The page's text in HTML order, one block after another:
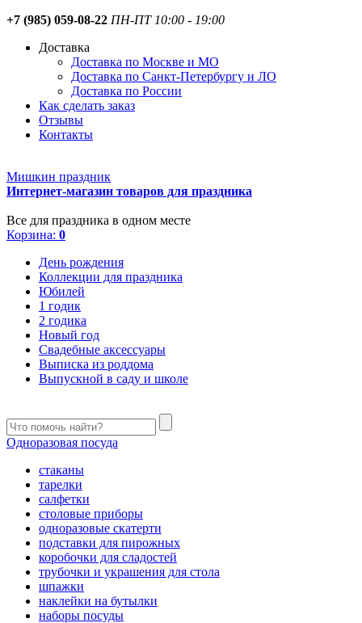
+7 (985) 059-08-22 ПН-ПТ 10:00 - 19:00
Доставка
Доставка по Москве и МО
Доставка по Санкт-Петербургу и ЛО
Доставка по России
Как сделать заказ
Отзывы
Контакты
Мишкин праздник
Интернет-магазин товаров для праздника
Все для праздника в одном месте
Корзина: 0
День рождения
Коллекции для праздника
Юбилей
1 годик
2 годика
Новый год
Свадебные аксессуары
Выписка из роддома
Выпускной в саду и школе
Одноразовая посуда
стаканы
тарелки
салфетки
столовые приборы
одноразовые скатерти
подставки для пирожных
коробочки для сладостей
трубочки и украшения для стола
шпажки
наклейки на бутылки
наборы посуды